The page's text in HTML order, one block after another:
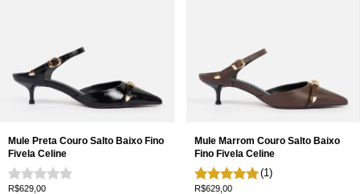
Mule Preta Couro Salto Baixo Fino
Fivela Celine
R$629,00
Mule Marrom Couro Salto Baixo
Fino Fivela Celine
(1)
R$629,00